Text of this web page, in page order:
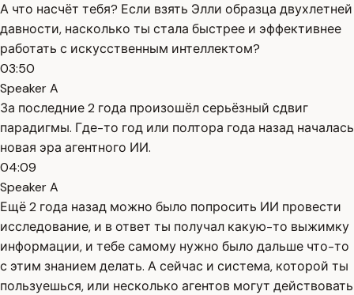
А что насчёт тебя? Если взять Элли образца двухлетней
давности, насколько ты стала быстрее и эффективнее
работать с искусственным интеллектом?
03:50
Speaker A
За последние 2 года произошёл серьёзный сдвиг
парадигмы. Где-то год или полтора года назад началась
новая эра агентного ИИ.
04:09
Speaker A
Ещё 2 года назад можно было попросить ИИ провести
исследование, и в ответ ты получал какую-то выжимку
информации, и тебе самому нужно было дальше что-то
с этим знанием делать. А сейчас и система, которой ты
пользуешься, или несколько агентов могут действовать